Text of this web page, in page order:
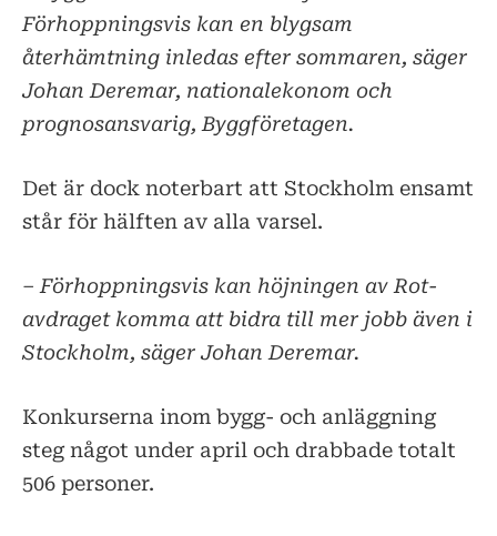
Förhoppningsvis kan en blygsam
återhämtning inledas efter sommaren, säger
Johan Deremar, nationalekonom och
prognosansvarig, Byggföretagen.
Det är dock noterbart att Stockholm ensamt
står för hälften av alla varsel.
– Förhoppningsvis kan höjningen av Rot-
avdraget komma att bidra till mer jobb även i
Stockholm, säger Johan Deremar.
Konkurserna inom bygg- och anläggning
steg något under april och drabbade totalt
506 personer.